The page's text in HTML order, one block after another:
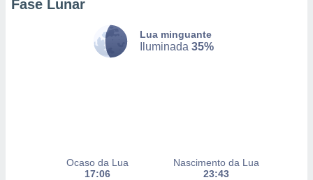
Fase Lunar
Lua minguante
Iluminada 35%
Ocaso da Lua
17:06
Nascimento da Lua
23:43